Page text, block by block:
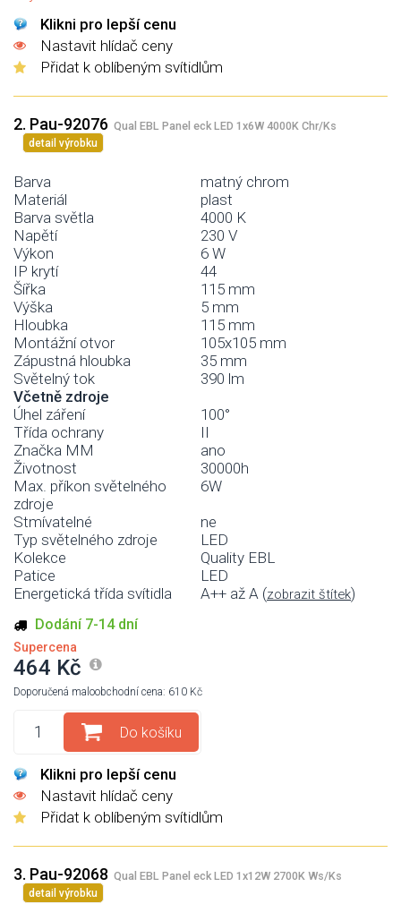
Klikni pro lepší cenu
Nastavit hlídač ceny
Přidat k oblíbeným svítidlům
2. Pau-92076 Qual EBL Panel eck LED 1x6W 4000K Chr/Ks
detail výrobku
Barva
matný chrom
Materiál
plast
Barva světla
4000 K
Napětí
230 V
Výkon
6 W
IP krytí
44
Šířka
115 mm
Výška
5 mm
Hloubka
115 mm
Montážní otvor
105x105 mm
Zápustná hloubka
35 mm
Světelný tok
390 lm
Včetně zdroje
Úhel záření
100°
Třída ochrany
II
Značka MM
ano
Životnost
30000h
Max. příkon světelného
zdroje
6W
Stmívatelné
ne
Typ světelného zdroje
LED
Kolekce
Quality EBL
Patice
LED
Energetická třída svítidla
A++ až A (zobrazit štítek)
Dodání 7-14 dní
Supercena
464 Kč
Doporučená maloobchodní cena: 610 Kč
Do košíku
Klikni pro lepší cenu
Nastavit hlídač ceny
Přidat k oblíbeným svítidlům
3. Pau-92068 Qual EBL Panel eck LED 1x12W 2700K Ws/Ks
detail výrobku